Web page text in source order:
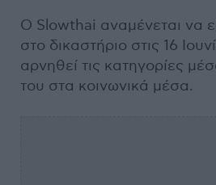
Ο Slowthai αναμένεται να
στο δικαστήριο στις 16
αρνηθεί τις κατηγορίες
του στα κοινωνικά μέσα.